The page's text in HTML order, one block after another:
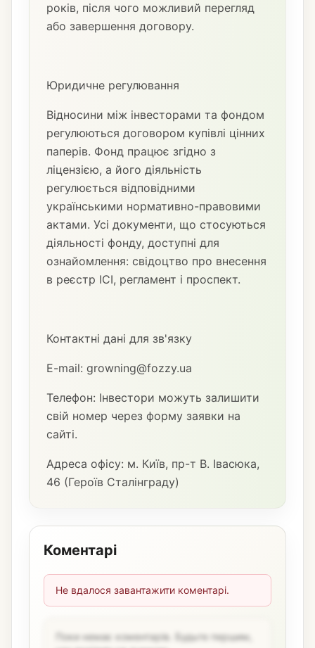
років, після чого можливий перегляд
або завершення договору.
Юридичне регулювання
Відносини між інвесторами та фондом
регулюються договором купівлі цінних
паперів. Фонд працює згідно з
ліцензією, а його діяльність
регулюється відповідними
українськими нормативно-правовими
актами. Усі документи, що стосуються
діяльності фонду, доступні для
ознайомлення: свідоцтво про внесення
в реєстр ІСІ, регламент і проспект.
Контактні дані для зв'язку
E-mail: growning@fozzy.ua
Телефон: Інвестори можуть залишити
свій номер через форму заявки на
сайті.
Адреса офісу: м. Київ, пр-т В. Івасюка,
46 (Героїв Сталінграду)
Коментарі
Не вдалося завантажити коментарі.
Поки немає коментарів. Будьте першим,